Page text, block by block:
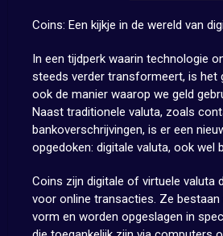
Coins: Een kijkje in de wereld van
In een tijdperk waarin technologie
steeds verder transformeert, is het
ook de manier waarop we geld
Naast traditionele valuta, zoals
bankoverschrijvingen, is er een
opgedoken: digitale valuta, ook wel
Coins zijn digitale of virtuele valuta
voor online transacties. Ze bestaan
vorm en worden opgeslagen in